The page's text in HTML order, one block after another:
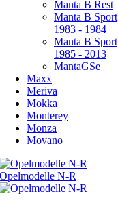
Manta B Rest
Manta B Sport
1983 - 1984
Manta B Sport
1985 - 2013
MantaGSe
Maxx
Meriva
Mokka
Monterey
Monza
Movano